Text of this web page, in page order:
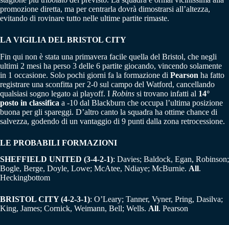
promozione diretta, ma per centrarla dovrà dimostrarsi all’altezza,
evitando di rovinare tutto nelle ultime partite rimaste.
LA VIGILIA DEL BRISTOL CITY
Fin qui non è stata una primavera facile quella del Bristol, che negli
ultimi 2 mesi ha perso 3 delle 6 partite giocando, vincendo solamente
in 1 occasione. Solo pochi giorni fa la formazione di Pearson ha fatto
registrare una sconfitta per 2-0 sul campo del Watford, cancellando
qualsiasi sogno legato ai playoff. I Robins si trovano infatti al 14°
posto in classifica a -10 dal Blackburn che occupa l’ultima posizione
buona per gli spareggi. D’altro canto la squadra ha ottime chance di
salvezza, godendo di un vantaggio di 9 punti dalla zona retrocessione.
LE PROBABILI FORMAZIONI
SHEFFIELD UNITED (3-4-2-1): Davies; Baldock, Egan, Robinson;
Bogle, Berge, Doyle, Lowe; McAtee, Ndiaye; McBurnie. All.
Heckingbottom
BRISTOL CITY (4-2-3-1): O’Leary; Tanner, Vyner, Pring, Dasilva;
King, James; Cornick, Weimann, Bell; Wells. All. Pearson